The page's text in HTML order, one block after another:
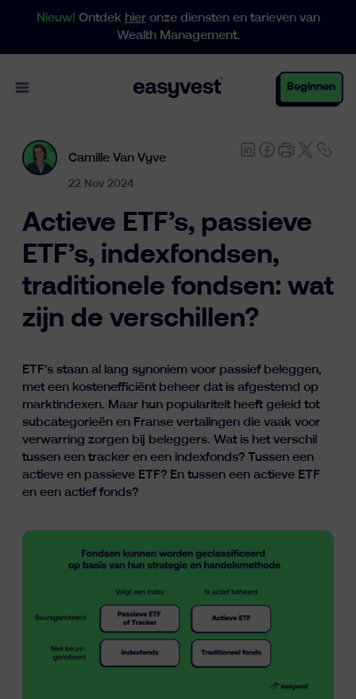
Nieuw! Ontdek hieronze diensten en tarieven van
Wealth Management.
Open main menu Beginnen
Particulieren
Business
Inzichten
Camille Van Vyve
22 Nov 2024
Actieve ETF’s, passieve
ETF’s, indexfondsen,
traditionele fondsen: wat
zijn de verschillen?
ETF's staan al lang synoniem voor passief beleggen,
met een kostenefficiënt beheer dat is afgestemd op
marktindexen. Maar hun populariteit heeft geleid tot
subcategorieën en Franse vertalingen die vaak voor
verwarring zorgen bij beleggers. Wat is het verschil
tussen een tracker en een indexfonds? Tussen een
actieve en passieve ETF? En tussen een actieve ETF
en een actief fonds?